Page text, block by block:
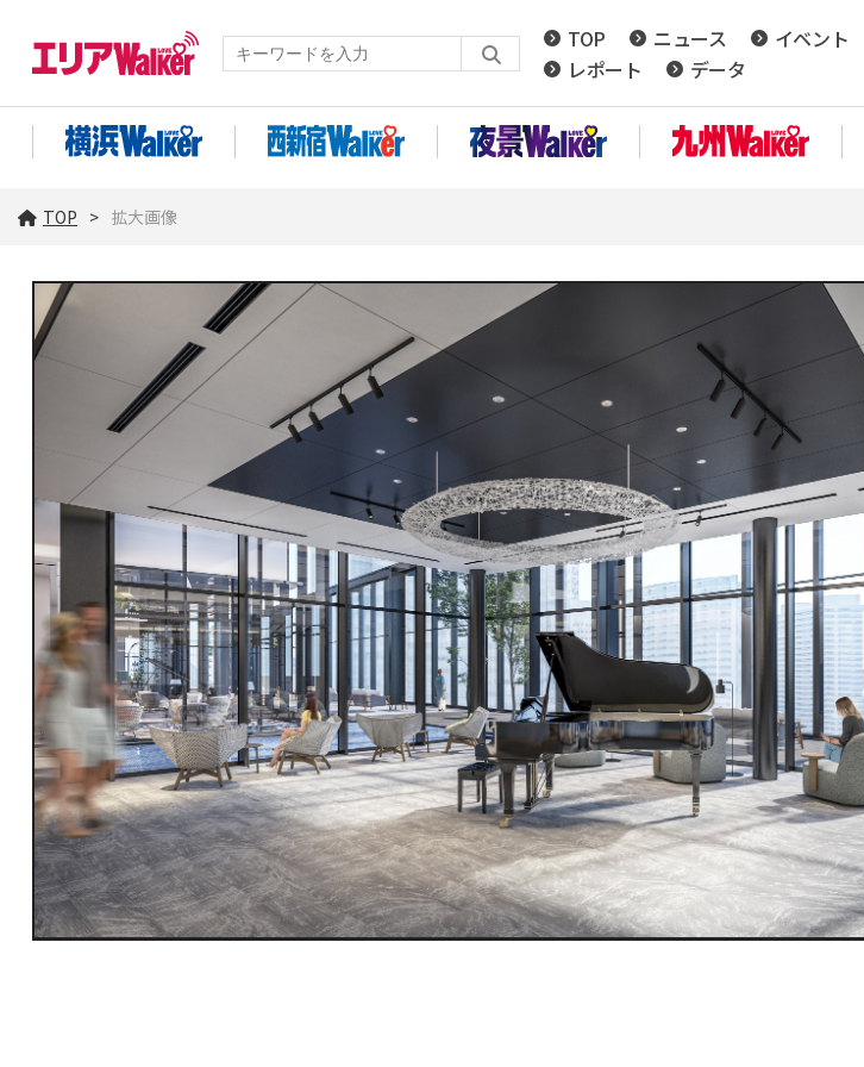
TOP ニュース イベント
レポート
データ
TOP 拡大画像